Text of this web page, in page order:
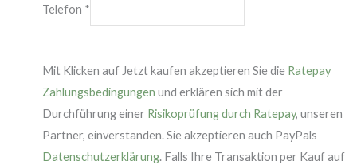
Telefon *
Mit Klicken auf Jetzt kaufen akzeptieren Sie die Ratepay
Zahlungsbedingungen und erklären sich mit der
Durchführung einer Risikoprüfung durch Ratepay, unseren
Partner, einverstanden. Sie akzeptieren auch PayPals
Datenschutzerklärung. Falls Ihre Transaktion per Kauf auf